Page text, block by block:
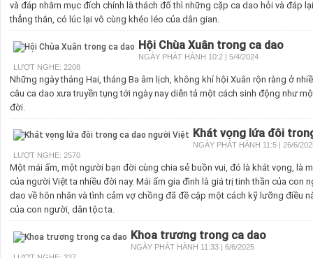
và đáp nhằm mục đích chính là thách đố thì những cặp ca dao hỏi và đáp
thẳng thắn, có lúc lại vô cùng khéo léo của dân gian.
Hội Chùa Xuân trong ca dao
NGÀY PHÁT HÀNH 10:2 | 5/4/2024
LƯỢT NGHE: 2208
Những ngày tháng Hai, tháng Ba âm lịch, không khí hội Xuân rộn ràng ở
câu ca dao xưa truyền tụng tới ngày nay diễn tả một cách sinh động như
đời.
Khát vọng lứa đôi
NGÀY PHÁT HÀNH 11:5 | 26/6/
LƯỢT NGHE: 2570
Một mái ấm, một người bạn đời cùng chia sẻ buồn vui, đó là khát vọng, là
của người Việt ta nhiều đời nay. Mái ấm gia đình là giá trị tinh thần của con
dao về hôn nhân và tình cảm vợ chồng đã đề cập một cách kỹ lưỡng điều
của con người, dân tộc ta.
Khoa trương trong ca dao
NGÀY PHÁT HÀNH 11:33 | 6/6/2025